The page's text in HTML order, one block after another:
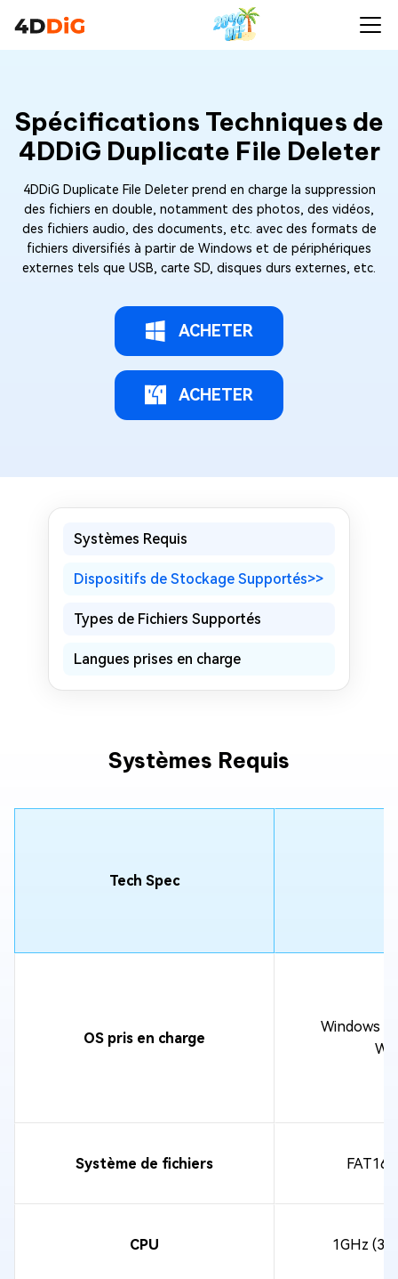
Spécifications Techniques de
4DDiG Duplicate File Deleter
4DDiG Duplicate File Deleter prend en charge la suppression
des fichiers en double, notamment des photos, des vidéos,
des fichiers audio, des documents, etc. avec des formats de
fichiers diversifiés à partir de Windows et de périphériques
externes tels que USB, carte SD, disques durs externes, etc.
ACHETER
ACHETER
Systèmes Requis
Dispositifs de Stockage Supportés>>
Types de Fichiers Supportés
Langues prises en charge
Systèmes Requis
Tech Spec
OS pris en charge
Windows
Système de fichiers FAT16
CPU 1GHz